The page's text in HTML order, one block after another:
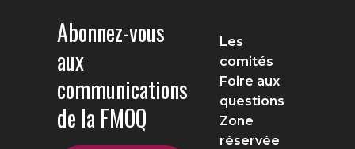
Abonnez-vous
aux
communications
de la FMOQ
Les
comités
Foire aux
questions
Zone
réservée